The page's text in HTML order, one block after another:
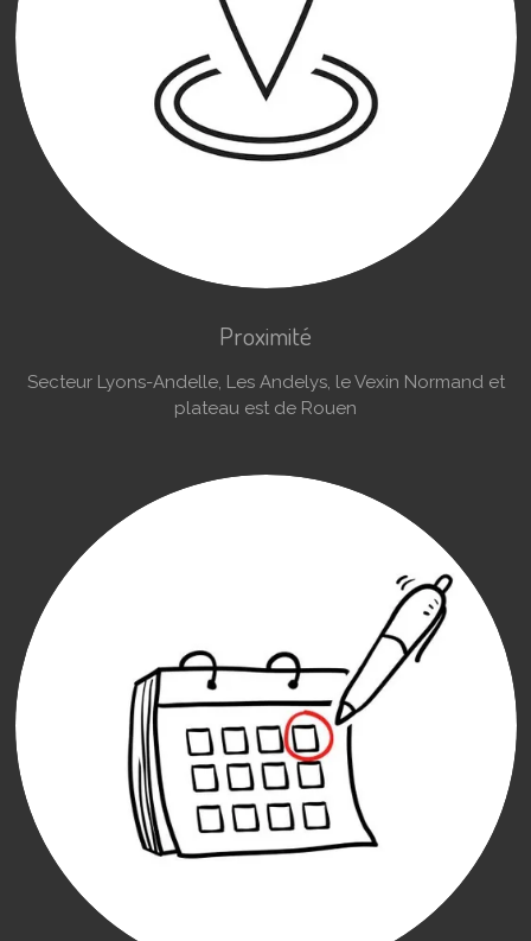
Proximité
Secteur Lyons-Andelle, Les Andelys, le Vexin Normand et
plateau est de Rouen